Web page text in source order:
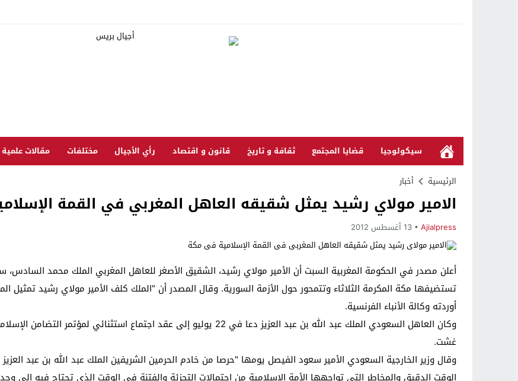
سيكولوجيا قضايا المجتمع ثقافة و تاريخ قانون و اقتصاد رأي الأجيال مختلفات مقالات علمية
الرئيسية أخبار
الامير مولاي رشيد يمثل شقيقه العاهل المغربي في القمة
Ajialpress 13 أغسطس 2012
أعلن مصدر في الحكومة المغربية السبت أن الأمير مولاي رشيد، الشقيق الأصغر للعاهل المغربي الملك محمد السادس،
تستضيفها مكة المكرمة الثلاثاء وتتمحور حول الأزمة السورية. وقال المصدر أن "الملك كلف الأمير مولاي رشيد
أوردته وكالة الأنباء الفرنسية.
وكان العاهل السعودي الملك عبد الله بن عبد العزيز دعا في 22 يوليو إلى عقد
غشت.
وقال وزير الخارجية السعودي الأمير سعود الفيصل يومها "حرصا من خادم الحرمين الشريفين الملك عبد الله بن عبد
الوقت الدقيق والمخاطر التي تواجهها الأمة الإسلامية من احتمالات التجزئة والفتنة في الوقت الذي تحتاج فيه إلى